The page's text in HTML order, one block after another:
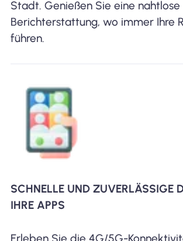
Stadt. Genießen Sie eine nahtlose
Berichterstattung, wo immer Ihre
führen.
SCHNELLE UND ZUVERLÄSSIGE
IHRE APPS
Erleben Sie die 4G/5G-